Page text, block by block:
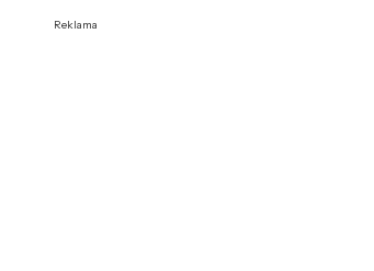
Reklama